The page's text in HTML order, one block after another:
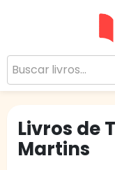
Livros de
Martins